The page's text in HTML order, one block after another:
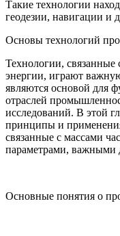
Такие технологии
геодезии, навигации и
Основы технологий
Технологии, связанные
энергии, играют
являются основой для
отраслей
исследований. В этой
принципы и
связанные с массами
параметрами, важными
Основные понятия о